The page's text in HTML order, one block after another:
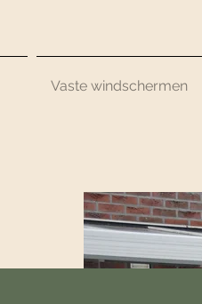
Vaste windschermen